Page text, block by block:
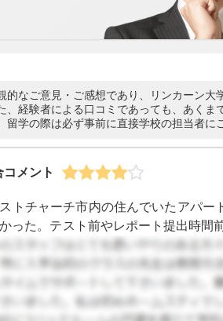
的なご意見・ご感想であり、リンカーン
、経験者による口コミであっても、あく
学の際は必ず事前に直接学校の担当者に
コメント
トチャーチ市内の住んでいたアパ
った。テスト前やレポート提出時間